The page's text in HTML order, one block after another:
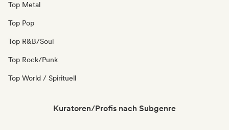
Top Metal
Top Pop
Top R&B/Soul
Top Rock/Punk
Top World / Spirituell
Kuratoren/Profis nach Subgenre